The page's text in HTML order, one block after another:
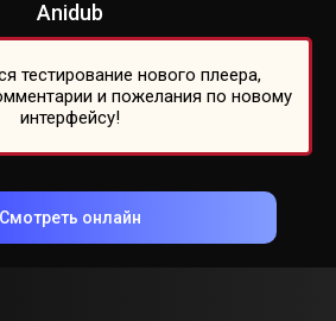
Anidub
тестирование нового плеера,
и пожелания по новому
интерфейсу!
Смотреть онлайн